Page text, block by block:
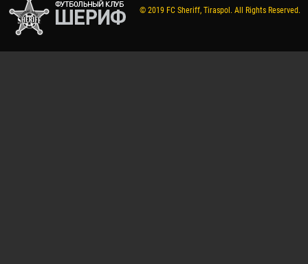
© 2019 FC Sheriff, Tiraspol. All Rights Reserved.